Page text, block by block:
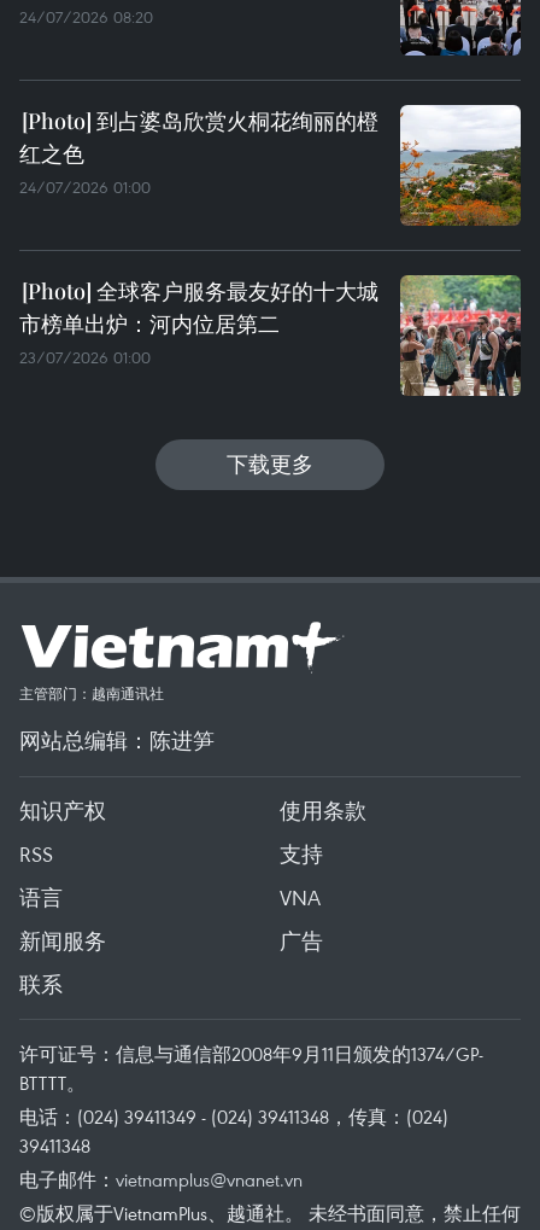
24/07/2026 08:20
到占婆岛欣赏火桐花绚丽的橙
红之色
24/07/2026 01:00
全球客户服务最友好的十大城
市榜单出炉：河内位居第二
23/07/2026 01:00
下载更多
主管部门：越南通讯社
网站总编辑：陈进笋
知识产权
使用条款
RSS
支持
语言
VNA
新闻服务
广告
联系
许可证号：信息与通信部2008年9月11日颁发的1374/GP-
BTTTT。
电话：(024) 39411349 - (024) 39411348，传真：(024)
39411348
电子邮件： vietnamplus@vnanet.vn
©版权属于VietnamPlus、越通社。 未经书面同意，禁止任何